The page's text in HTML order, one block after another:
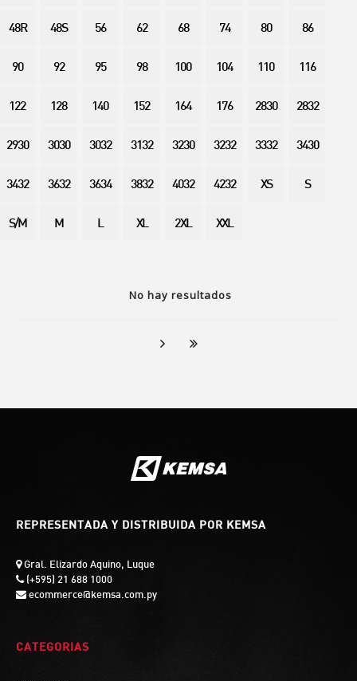
No hay resultados
48R 48S 56 62 68 74 80 86
90 92 95 98 100 104 110 116
122 128 140 152 164 176 2830 2832
2930 3030 3032 3132 3230 3232 3332 3430
3432 3632 3634 3832 4032 4232 XS S
S/M M L XL 2XL XXL
REPRESENTADA Y DISTRIBUIDA POR KEMSA
Gral. Elizardo Aquino, Luque
(+595) 21 688 1000
ecommerce@kemsa.com.py
CATEGORIAS